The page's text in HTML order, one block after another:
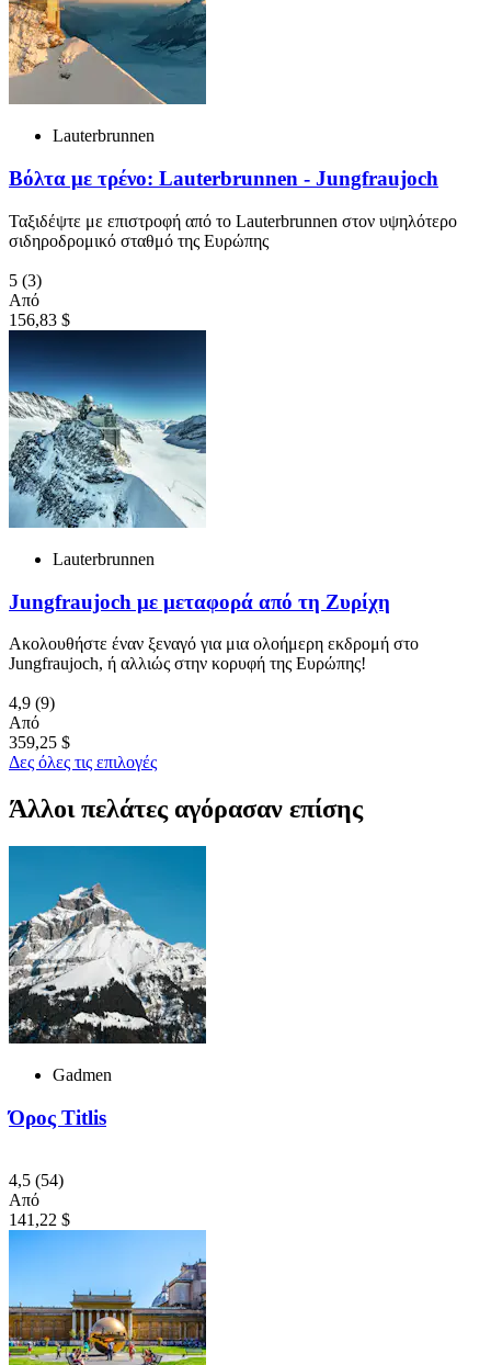
Lauterbrunnen
Βόλτα με τρένο: Lauterbrunnen - Jungfraujoch
Ταξιδέψτε με επιστροφή από το Lauterbrunnen στον υψηλότερο
σιδηροδρομικό σταθμό της Ευρώπης
5 (3)
Από
156,83 $
Lauterbrunnen
Jungfraujoch με μεταφορά από τη Ζυρίχη
Ακολουθήστε έναν ξεναγό για μια ολοήμερη εκδρομή στο
Jungfraujoch, ή αλλιώς στην κορυφή της Ευρώπης!
4,9 (9)
Από
359,25 $
Δες όλες τις επιλογές
Άλλοι πελάτες αγόρασαν επίσης
Gadmen
Όρος Titlis
4,5 (54)
Από
141,22 $